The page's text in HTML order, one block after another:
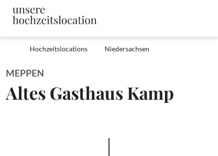
Hochzeitslocations Niedersachsen
MEPPEN
Altes Gasthaus Kamp